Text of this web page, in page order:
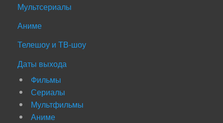
Мультсериалы
Аниме
Телешоу и ТВ-шоу
Даты выхода
Фильмы
Сериалы
Мультфильмы
Аниме